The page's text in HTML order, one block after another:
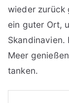
wieder zurück
ein guter Ort,
Skandinavien.
Meer
tanken.